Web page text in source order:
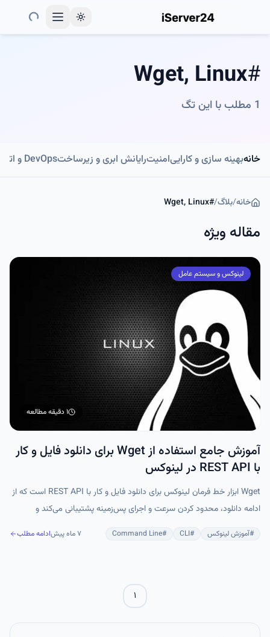
Toggle theme
#
Wget, Linux
1 مطلب با این تگ
خانهبهینه سازی و کاراییامنیترایانش ابری و زیرساختDevOps و اتوماسیون
خانه/بلاگ/
#
Wget, Linux
مقاله ویژه
لینوکس و سیستم عامل
۱ دقیقه مطالعه
آموزش جامع استفاده از Wget برای دانلود فایل و کار
با REST API در لینوکس
Wget ابزار خط فرمان لینوکس برای دانلود فایل و کار با REST API است که از
ادامه دانلود، محدود کردن سرعت و اجرای پس‌زمینه پشتیبانی می‌کند و
#آموزش لینوکس #
CLI
#
Command Line ۷ ماه پیش ادامه مطلب
۱